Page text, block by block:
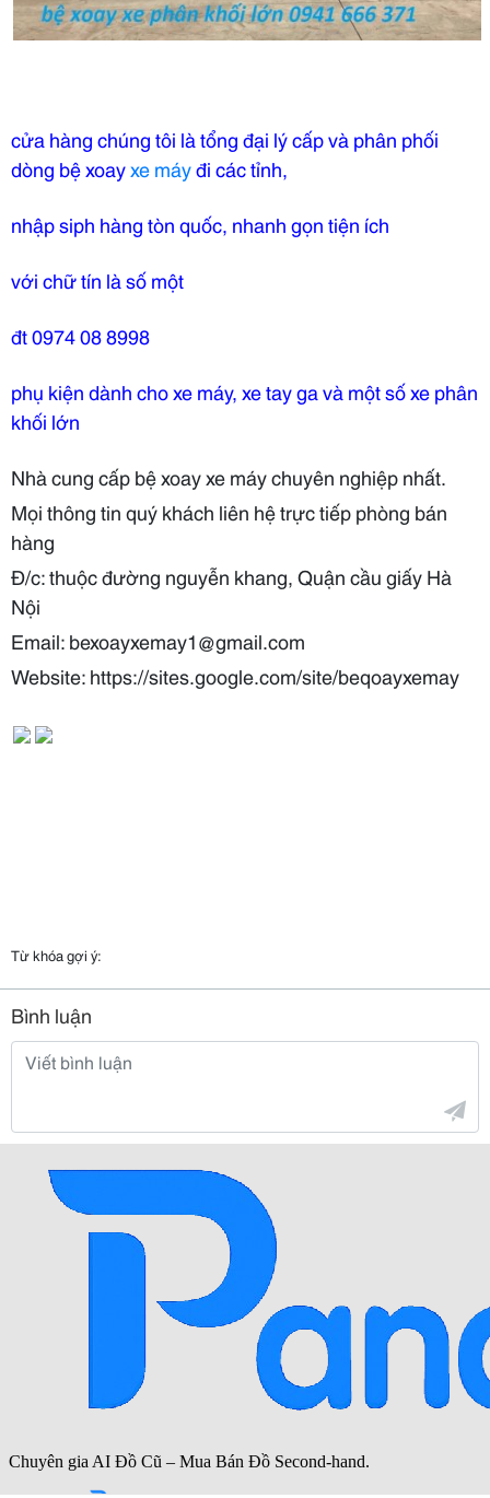
cửa hàng chúng tôi là tổng đại lý cấp và phân phối
dòng bệ xoayxe máyđi các tỉnh,
nhập siph hàng tòn quốc, nhanh gọn tiện ích
với chữ tín là số một
đt 0974 08 8998
phụ kiện dành cho xe máy, xe tay ga và một số xe phân
khối lớn
Nhà cung cấp bệ xoay xe máy chuyên nghiệp nhất.
Mọi thông tin quý khách liên hệ trực tiếp phòng bán
hàng
Đ/c: thuộc đường nguyễn khang, Quận cầu giấy Hà
Nội
Email: bexoayxemay1@gmail.com
Website: https://sites.google.com/site/beqoayxemay
Từ khóa gợi ý:
Bình luận